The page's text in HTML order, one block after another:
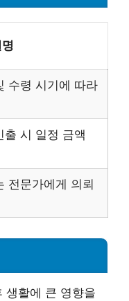
수령 시기에 따라
출 시 일정 금액
전문가에게 의뢰
생활에 큰 영향을